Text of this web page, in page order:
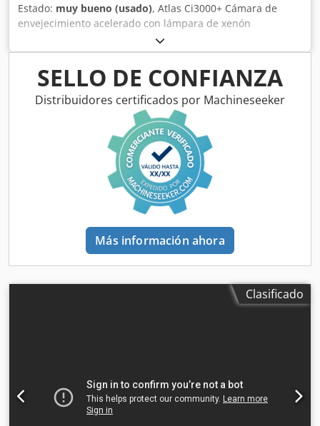
Estado: muy bueno (usado), Atlas Ci3000+ Cámara de
envejecimiento acelerado con lámpara de xenón
Fabricante: Atlas Material Testing Technology LLC Tipo:
Ci3000+ Modelo: Ci3000+ Cámara de envejecimiento
acelerado Tipo de máquina: Cámara de envejecimiento
acelerado con lámpara de xenón / Equipo de pruebas de
envejecimiento Se vende una cámara de envejecimiento
acelerado Atlas Ci3000+ usada. El equipo es adecuado
para el envejecimiento artificial, pruebas de
fotoestabilidad, pruebas de materiales, control de calidad
y pruebas de envejecimiento de plásticos, pinturas,
revestimientos, textiles y otros materiales. Datos técnicos
Fuente de luz: Lámpara de arco de xenón Potencia nominal
de la lámpara: 4.500 W Rango de funcionamiento de la
lámpara de xenón: 1.700 - 4.500 W Modelo del equipo
según el panel: Ci3000+ W Sensor de muestra 1: Estándar
negro Sensor de muestra 2: Placa negra Sensor de luz 1: CI
300 - 400 nm Sensor de luz 2: CI 420 nm Conexión
3/N/PE Corriente nominal: 50 A Consumo de energía: 9,5
kW Voltaje de control: 24 VDC Se requiere suministro de
requerida: aprox. 1.050 x 2.030 mm (ancho x profundidad)
Peso aproximado: 404 kg Distancia mínima de la campana
de extracción: aprox. 102 - 152 mm Datos de
SELLO DE CONFIANZA
Distribuidores certificados por Machineseeker
Más información ahora
Clasificado